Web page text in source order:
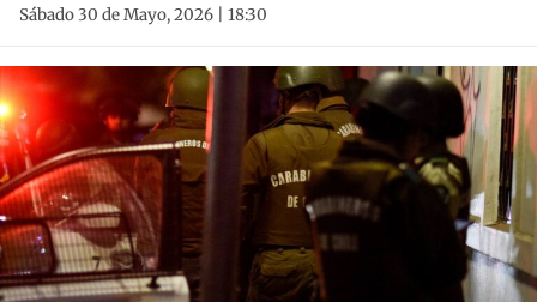
Sábado 30 de Mayo, 2026 | 18:30